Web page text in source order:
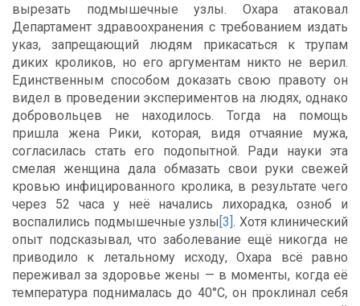
вырезать подмышечные узлы. Охара атаковал
Департамент здравоохранения с требованием издать
указ, запрещающий людям прикасаться к трупам
диких кроликов, но его аргументам никто не верил.
Единственным способом доказать свою правоту он
видел в проведении экспериментов на людях, однако
добровольцев не находилось. Тогда на помощь
пришла жена Рики, которая, видя отчаяние мужа,
согласилась стать его подопытной. Ради науки эта
смелая женщина дала обмазать свои руки свежей
кровью инфицированного кролика, в результате чего
через 52 часа у неё начались лихорадка, озноб и
воспалились подмышечные узлы [3]. Хотя клинический
опыт подсказывал, что заболевание ещё никогда не
приводило к летальному исходу, Охара всё равно
переживал за здоровье жены — в моменты, когда её
температура поднималась до 40°C, он проклинал себя